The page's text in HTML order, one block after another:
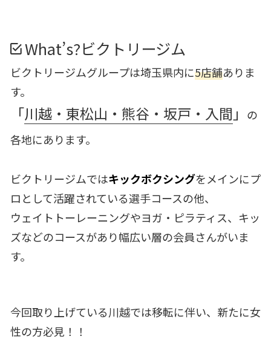
What’s?ビクトリージム
ビクトリージムグループは埼玉県内に5店舗ありま
す。
「川越・東松山・熊谷・坂戸・入間 」
の
各地にあります。
ビクトリージムではキックボクシングをメインにプ
ロとして活躍されている選手コースの他、
ウェイトトーレーニングやヨガ・ピラティス、キッ
ズなどのコースがあり幅広い層の会員さんがいま
す。
今回取り上げている川越では移転に伴い、新たに女
性の方必見！！